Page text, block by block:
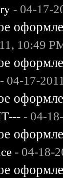
- 04-17-
10:49
- 04-17-
- 04-
- 04-18-